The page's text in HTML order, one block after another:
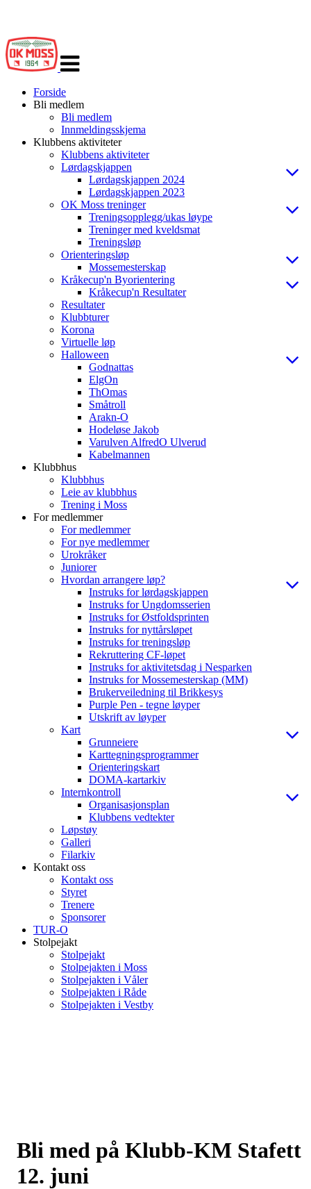
navigasjon
Forside
Bli medlem
Bli medlem
Innmeldingsskjema
Klubbens aktiviteter
Klubbens aktiviteter
Lørdagskjappen
Lørdagskjappen 2024
Lørdagskjappen 2023
OK Moss treninger
Treningsopplegg/ukas løype
Treninger med kveldsmat
Treningsløp
Orienteringsløp
Mossemesterskap
Kråkecup'n Byorientering
Kråkecup'n Resultater
Resultater
Klubbturer
Korona
Virtuelle løp
Halloween
Godnattas
ElgOn
ThOmas
Småtroll
Arakn-O
Hodeløse Jakob
Varulven AlfredO Ulverud
Kabelmannen
Klubbhus
Klubbhus
Leie av klubbhus
Trening i Moss
For medlemmer
For medlemmer
For nye medlemmer
Urokråker
Juniorer
Hvordan arrangere løp?
Instruks for lørdagskjappen
Instruks for Ungdomsserien
Instruks for Østfoldsprinten
Instruks for nyttårsløpet
Instruks for treningsløp
Rekruttering CF-løpet
Instruks for aktivitetsdag i Nesparken
Instruks for Mossemesterskap (MM)
Brukerveiledning til Brikkesys
Purple Pen - tegne løyper
Utskrift av løyper
Kart
Grunneiere
Karttegningsprogrammer
Orienteringskart
DOMA-kartarkiv
Internkontroll
Organisasjonsplan
Klubbens vedtekter
Løpstøy
Galleri
Filarkiv
Kontakt oss
Kontakt oss
Styret
Trenere
Sponsorer
TUR-O
Stolpejakt
Stolpejakt
Stolpejakten i Moss
Stolpejakten i Våler
Stolpejakten i Råde
Stolpejakten i Vestby
Bli med på Klubb-KM Stafett
12. juni